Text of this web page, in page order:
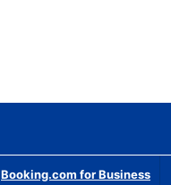
Booking.com for Business